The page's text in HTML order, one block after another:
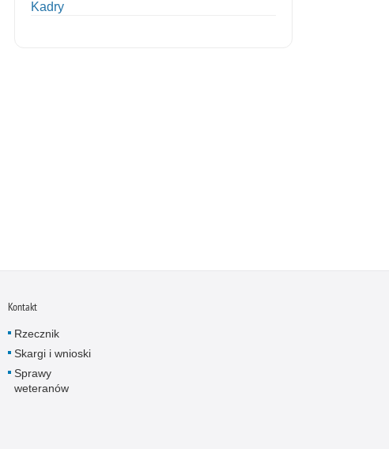
Kadry
Nielegalny handel farmaceutykami
Nietrzeźwi opiekunowie
Nietrzeźwi pracownicy
Kontakt
Rzecznik
Skargi i wnioski
Sprawy
weteranów